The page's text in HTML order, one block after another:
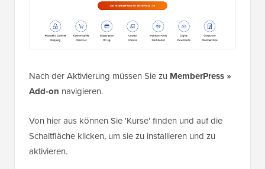
Nach der Aktivierung müssen Sie zu MemberPress »
Add-on navigieren.
Von hier aus können Sie 'Kurse' finden und auf die
Schaltfläche klicken, um sie zu installieren und zu
aktivieren.